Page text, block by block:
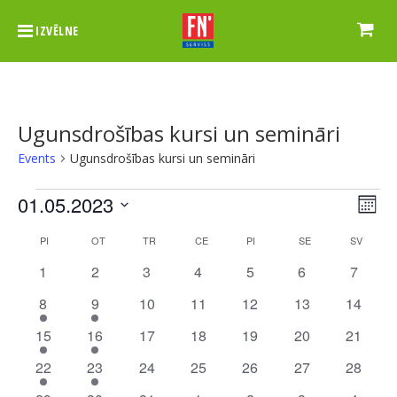
IZVĒLNE
Ugunsdrošības kursi un semināri
Events Ugunsdrošības kursi un semināri
Events Month
01.05.2023
date.Calendar
of
Events
PI PIRMDIENOTOTRDIENTR TREŠDIEN
CECETURTDIEN
PI PIEKTDIENSESESTDIEN
SV
0
1
0
2
0
3
0
4
0
5
0
6
0
7
1
event
8
1
event
9
0
10
0
11
0
12
0
13
0
14
1
event
15
1
event
16
0
17
0
18
0
19
0
20
0
21
1
event
22
1
event
23
0
24
0
25
0
26
0
27
0
28